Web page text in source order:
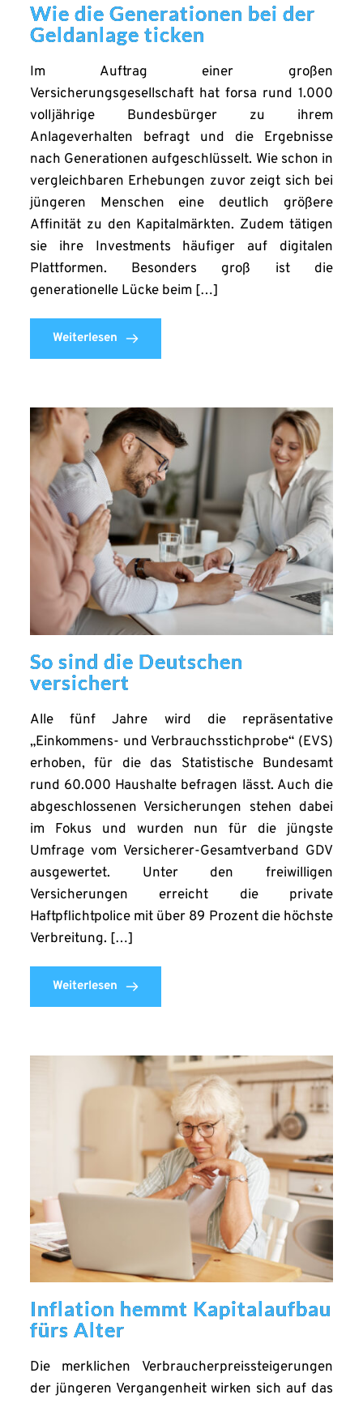
Wie die Generationen bei der
Geldanlage ticken
Im Auftrag einer großen
Versicherungsgesellschaft hat forsa rund 1.000
volljährige Bundesbürger zu ihrem
Anlageverhalten befragt und die Ergebnisse
nach Generationen aufgeschlüsselt. Wie schon in
vergleichbaren Erhebungen zuvor zeigt sich bei
jüngeren Menschen eine deutlich größere
Affinität zu den Kapitalmärkten. Zudem tätigen
sie ihre Investments häufiger auf digitalen
Plattformen. Besonders groß ist die
generationelle Lücke beim […]
Weiterlesen
So sind die Deutschen
versichert
Alle fünf Jahre wird die repräsentative
„Einkommens- und Verbrauchsstichprobe“ (EVS)
erhoben, für die das Statistische Bundesamt
rund 60.000 Haushalte befragen lässt. Auch die
abgeschlossenen Versicherungen stehen dabei
im Fokus und wurden nun für die jüngste
Umfrage vom Versicherer-Gesamtverband GDV
ausgewertet. Unter den freiwilligen
Versicherungen erreicht die private
Haftpflichtpolice mit über 89 Prozent die höchste
Verbreitung. […]
Weiterlesen
Inflation hemmt Kapitalaufbau
fürs Alter
Die merklichen Verbraucherpreissteigerungen
der jüngeren Vergangenheit wirken sich auf das